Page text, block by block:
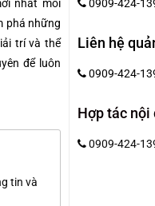
nhất mỗi
phá những
trí và thể
để luôn
tin và
0909-424-
Liên hệ
0909-424-
Hợp tác nội
0909-424-